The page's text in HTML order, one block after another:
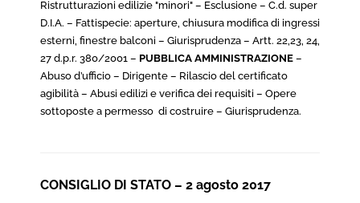
Ristrutturazioni edilizie "minori" – Esclusione – C.d. super
D.I.A. – Fattispecie: aperture, chiusura modifica di ingressi
esterni, finestre balconi – Giurisprudenza – Artt. 22,23, 24,
27 d.p.r. 380/2001 – PUBBLICA AMMINISTRAZIONE –
Abuso d’ufficio – Dirigente – Rilascio del certificato
agibilità – Abusi edilizi e verifica dei requisiti – Opere
sottoposte a permesso di costruire – Giurisprudenza.
CONSIGLIO DI STATO – 2 agosto 2017